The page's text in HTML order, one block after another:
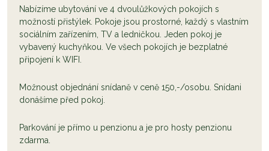
Nabízíme ubytování ve 4 dvoulůžkových pokojích s
možností přistýlek. Pokoje jsou prostorné, každý s vlastním
sociálním zařízením, TV a ledničkou. Jeden pokoj je
vybavený kuchyňkou. Ve všech pokojích je bezplatné
připojení k WIFI.
Možnoust objednání snídaně v ceně 150,-/osobu. Snídani
donášíme před pokoj.
Parkování je přímo u penzionu a je pro hosty penzionu
zdarma.